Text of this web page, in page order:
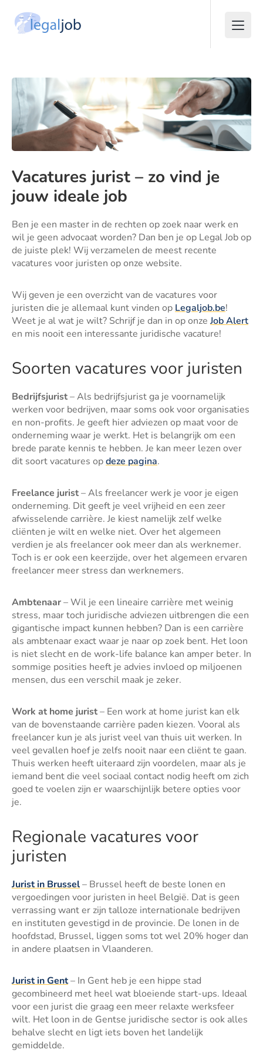
Vacatures jurist – zo vind je
jouw ideale job
Ben je een master in de rechten op zoek naar werk en
wil je geen advocaat worden? Dan ben je op Legal Job op
de juiste plek! Wij verzamelen de meest recente
vacatures voor juristen op onze website.
Wij geven je een overzicht van de vacatures voor
juristen die je allemaal kunt vinden op Legaljob.be!
Weet je al wat je wilt? Schrijf je dan in op onzeJob Alert
en mis nooit een interessante juridische vacature!
Soorten vacatures voor juristen
Bedrijfsjurist– Als bedrijfsjurist ga je voornamelijk
werken voor bedrijven, maar soms ook voor organisaties
en non-profits. Je geeft hier adviezen op maat voor de
onderneming waar je werkt. Het is belangrijk om een
brede parate kennis te hebben. Je kan meer lezen over
dit soort vacatures opdeze pagina.
Freelance jurist– Als freelancer werk je voor je eigen
onderneming. Dit geeft je veel vrijheid en een zeer
afwisselende carrière. Je kiest namelijk zelf welke
cliënten je wilt en welke niet. Over het algemeen
verdien je als freelancer ook meer dan als werknemer.
Toch is er ook een keerzijde, over het algemeen ervaren
freelancer meer stress dan werknemers.
Ambtenaar– Wil je een lineaire carrière met weinig
stress, maar toch juridische adviezen uitbrengen die een
gigantische impact kunnen hebben? Dan is een carrière
als ambtenaar exact waar je naar op zoek bent. Het loon
is niet slecht en de work-life balance kan amper beter. In
sommige posities heeft je advies invloed op miljoenen
mensen, dus een verschil maak je zeker.
Work at home jurist– Een work at home jurist kan elk
van de bovenstaande carrière paden kiezen. Vooral als
freelancer kun je als jurist veel van thuis uit werken. In
veel gevallen hoef je zelfs nooit naar een cliënt te gaan.
Thuis werken heeft uiteraard zijn voordelen, maar als je
iemand bent die veel sociaal contact nodig heeft om zich
goed te voelen zijn er waarschijnlijk betere opties voor
je.
Regionale vacatures voor
juristen
Jurist in Brussel– Brussel heeft de beste lonen en
vergoedingen voor juristen in heel België. Dat is geen
verrassing want er zijn talloze internationale bedrijven
en instituten gevestigd in de provincie. De lonen in de
hoofdstad, Brussel, liggen soms tot wel 20% hoger dan
in andere plaatsen in Vlaanderen.
Jurist in Gent– In Gent heb je een hippe stad
gecombineerd met heel wat bloeiende start-ups. Ideaal
voor een jurist die graag een meer relaxte werksfeer
wilt. Het loon in de Gentse juridische sector is ook alles
behalve slecht en ligt iets boven het landelijk
gemiddelde.